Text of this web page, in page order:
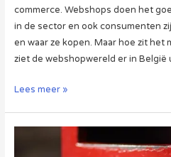
commerce. Webshops doen het
in de sector en ook consumenten
en waar ze kopen. Maar hoe zit het
ziet de webshopwereld er in België
Over
Lees meer »